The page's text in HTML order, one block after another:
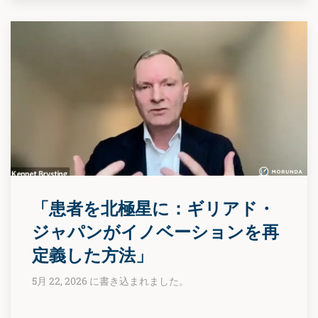
「患者を北極星に：ギリアド・
ジャパンがイノベーションを再
定義した方法」
5月 22, 2026 に書き込まれました。